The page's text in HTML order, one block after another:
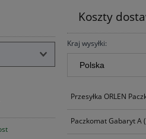
Koszty
Kraj wysyłki:
Przesyłka ORLEN
Paczkomat Gabaryt A